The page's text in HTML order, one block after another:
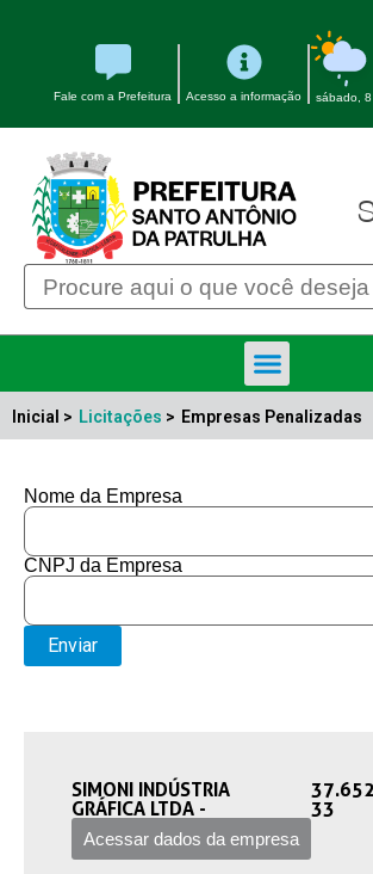
Fale com a Prefeitura Acesso a informação sábado,
Inicial > Licitações > Empresas Penalizadas
Nome da Empresa
CNPJ da Empresa
Enviar
SIMONI INDÚSTRIA
GRÁFICA LTDA -‎
33
Acessar dados da empresa